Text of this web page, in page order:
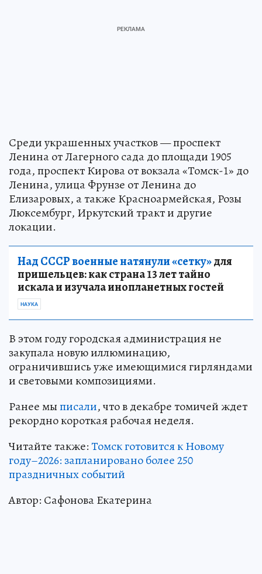
Среди украшенных участков — проспект
Ленина от Лагерного сада до площади 1905
года, проспект Кирова от вокзала «Томск-1» до
Ленина, улица Фрунзе от Ленина до
Елизаровых, а также Красноармейская, Розы
Люксембург, Иркутский тракт и другие
локации.
Над СССР военные натянули «сетку»для
пришельцев: как страна 13 лет тайно
искала и изучала инопланетных гостей
НАУКА
В этом году городская администрация не
закупала новую иллюминацию,
ограничившись уже имеющимися гирляндами
и световыми композициями.
Ранее мыписали, что в декабре томичей ждет
рекордно короткая рабочая неделя.
Читайте также:Томск готовится к Новому
году–2026: запланировано более 250
праздничных событий
Автор: Сафонова Екатерина